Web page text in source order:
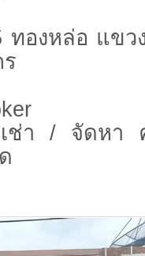
องหล่อ แขว
เช่า / จัดห